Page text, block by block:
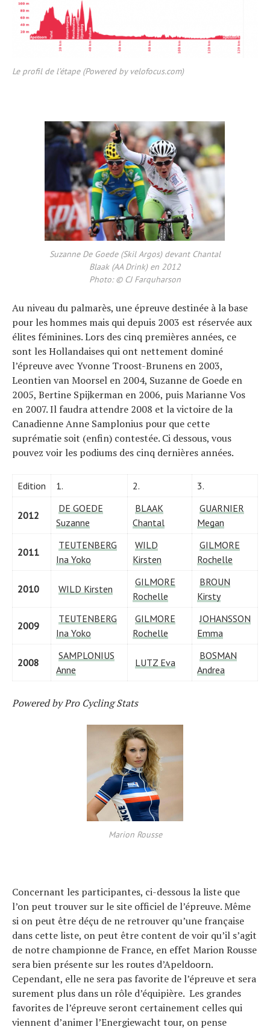
Le profil de l’étape (Powered by velofocus.com)
Suzanne De Goede (Skil Argos) devant Chantal
Blaak (AA Drink) en 2012
Photo: © CJ Farquharson
Au niveau du palmarès, une épreuve destinée à la base
pour les hommes mais qui depuis 2003 est réservée aux
élites féminines. Lors des cinq premières années, ce
sont les Hollandaises qui ont nettement dominé
l’épreuve avec Yvonne Troost-Brunens en 2003,
Leontien van Moorsel en 2004, Suzanne de Goede en
2005, Bertine Spijkerman en 2006, puis Marianne Vos
en 2007. Il faudra attendre 2008 et la victoire de la
Canadienne Anne Samplonius pour que cette
suprématie soit (enfin) contestée. Ci dessous, vous
pouvez voir les podiums des cinq dernières années.
Edition 1. 2. 3.
2012
DE GOEDE
Suzanne
BLAAK
Chantal
GUARNIER
Megan
2011
TEUTENBERG
Ina Yoko
WILD
Kirsten
GILMORE
Rochelle
2010 WILD Kirsten
GILMORE
Rochelle
BROUN
Kirsty
2009
TEUTENBERG
Ina Yoko
GILMORE
Rochelle
JOHANSSON
Emma
2008
SAMPLONIUS
Anne
LUTZ Eva
BOSMAN
Andrea
Powered by Pro Cycling Stats
Marion Rousse
Concernant les participantes, ci-dessous la liste que
l’on peut trouver sur le site officiel de l’épreuve. Même
si on peut être déçu de ne retrouver qu’une française
dans cette liste, on peut être content de voir qu’il s’agit
de notre championne de France, en effet Marion Rousse
sera bien présente sur les routes d’Apeldoorn.
Cependant, elle ne sera pas favorite de l’épreuve et sera
surement plus dans un rôle d’équipière. Les grandes
favorites de l’épreuve seront certainement celles qui
viennent d’animer l’Energiewacht tour, on pense
Actualités
Conseils
Tous nos articles
À propos